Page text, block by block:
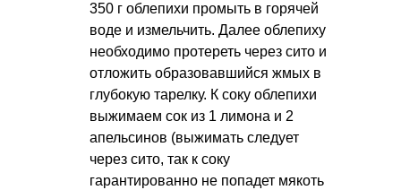
350 г облепихи промыть в горячей
воде и измельчить. Далее облепиху
необходимо протереть через сито и
отложить образовавшийся жмых в
глубокую тарелку. К соку облепихи
выжимаем сок из 1 лимона и 2
апельсинов (выжимать следует
через сито, так к соку
гарантированно не попадет мякоть